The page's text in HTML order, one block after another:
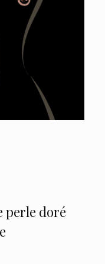
perle doré